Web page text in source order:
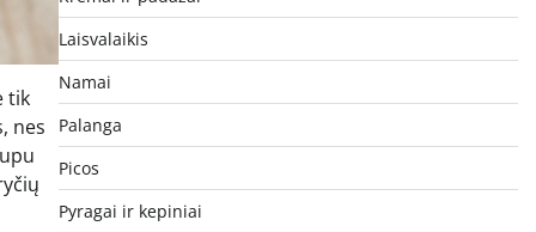
tik
nes
Laisvalaikis
Namai
Palanga
Picos
Pyragai ir kepiniai